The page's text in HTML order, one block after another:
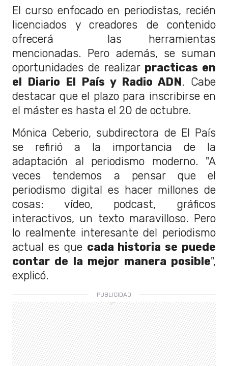
El curso enfocado en periodistas, recién
licenciados y creadores de contenido
ofrecerá las herramientas
mencionadas. Pero además, se suman
oportunidades de realizar practicas en
el Diario El País y Radio ADN. Cabe
destacar que el plazo para inscribirse en
el máster es hasta el 20 de octubre.
Mónica Ceberio, subdirectora de El País
se refirió a la importancia de la
adaptación al periodismo moderno. "A
veces tendemos a pensar que el
periodismo digital es hacer millones de
cosas: vídeo, podcast, gráficos
interactivos, un texto maravilloso. Pero
lo realmente interesante del periodismo
actual es que cada historia se puede
contar de la mejor manera posible",
explicó.